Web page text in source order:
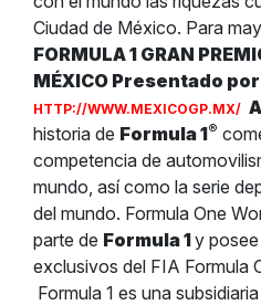
Ciudad de México. Para
FORMULA 1 GRAN
MÉXICO Presentado
HTTP://WWW.MEXICOGP.MX/
historia de Formula 1®
competencia de
mundo, así como la serie
del mundo. Formula One
parte de Formula 1y
exclusivos del FIA Formula
Formula 1 es una